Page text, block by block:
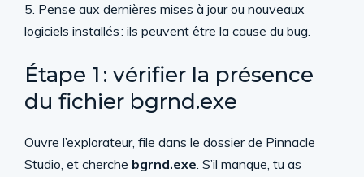
5. Pense aux dernières mises à jour ou nouveaux
logiciels installés : ils peuvent être la cause du bug.
Étape 1 : vérifier la présence
du fichier bgrnd.exe
Ouvre l’explorateur, file dans le dossier de Pinnacle
Studio, et cherche bgrnd.exe. S’il manque, tu as